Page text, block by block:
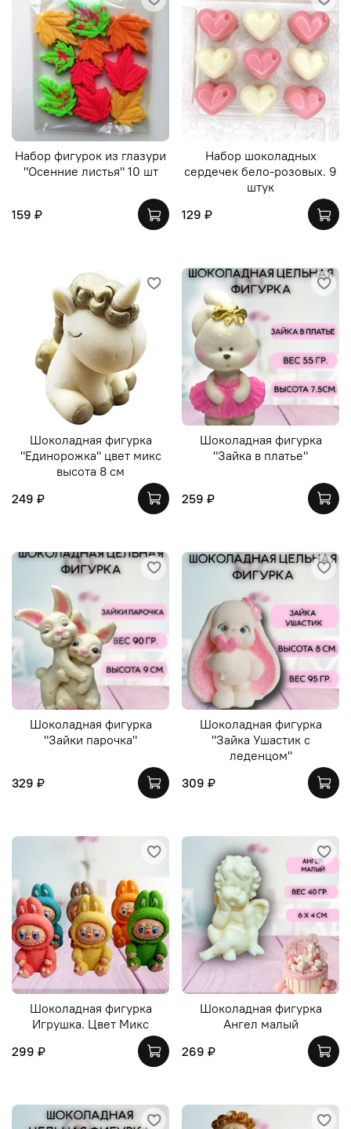
Набор фигурок из глазури
"Осенние листья" 10 шт
159 ₽
Набор шоколадных
сердечек бело-розовых. 9
штук
129 ₽
Шоколадная фигурка
"Единорожка" цвет микс
высота 8 см
249 ₽
Шоколадная фигурка
"Зайка в платье"
259 ₽
Шоколадная фигурка
"Зайки парочка"
329 ₽
Шоколадная фигурка
"Зайка Ушастик с
леденцом"
309 ₽
Шоколадная фигурка
Игрушка. Цвет Микс
299 ₽
Шоколадная фигурка
Ангел малый
269 ₽